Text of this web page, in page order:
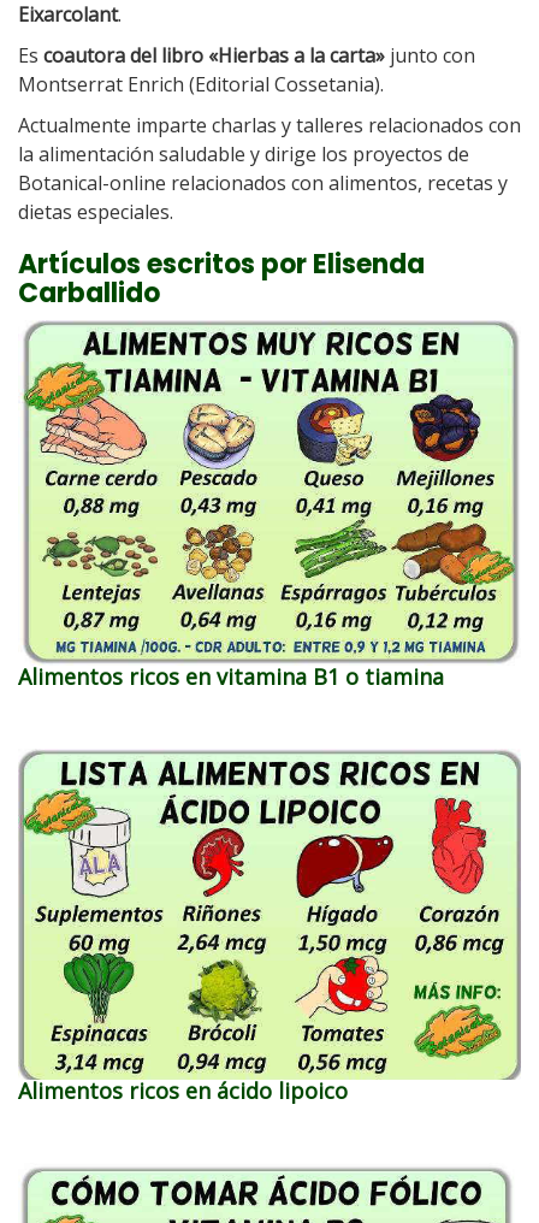
Eixarcolant.
Es coautora del libro «Hierbas a la carta» junto con
Montserrat Enrich (Editorial Cossetania).
Actualmente imparte charlas y talleres relacionados con
la alimentación saludable y dirige los proyectos de
Botanical-online relacionados con alimentos, recetas y
dietas especiales.
Artículos escritos por Elisenda
Carballido
Alimentos ricos en vitamina B1 o tiamina
Alimentos ricos en ácido lipoico